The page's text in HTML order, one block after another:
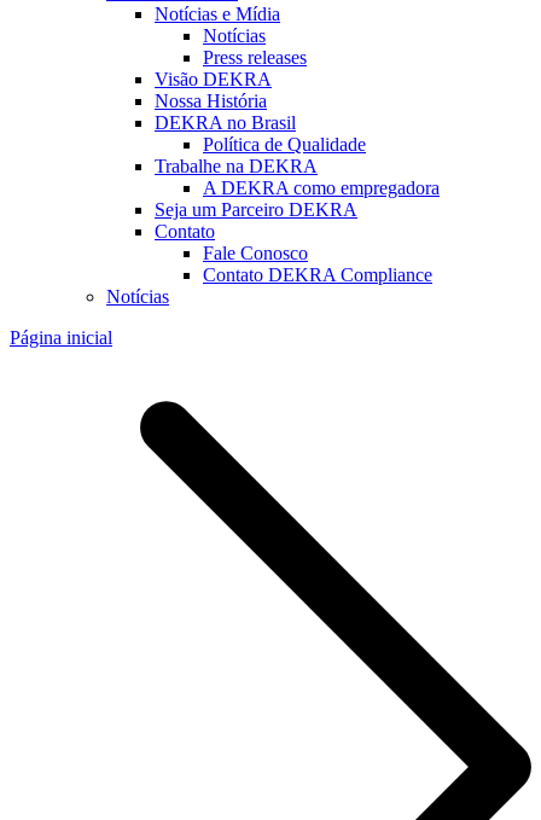
Notícias e Mídia
Notícias
Press releases
Visão DEKRA
Nossa História
DEKRA no Brasil
Política de Qualidade
Trabalhe na DEKRA
A DEKRA como empregadora
Seja um Parceiro DEKRA
Contato
Fale Conosco
Contato DEKRA Compliance
Notícias
Página inicial